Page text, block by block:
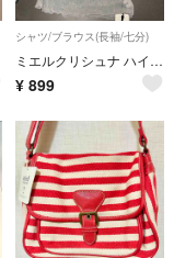
シャツ/ブラウス(長袖/七分)
ミエルクリシュナ ハイネックラメシアートップス
¥ 899